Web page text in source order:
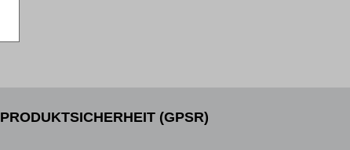
PRODUKTSICHERHEIT (GPSR)